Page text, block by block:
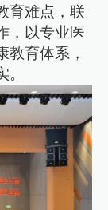
育难点，联
，以专业医
教育体系，